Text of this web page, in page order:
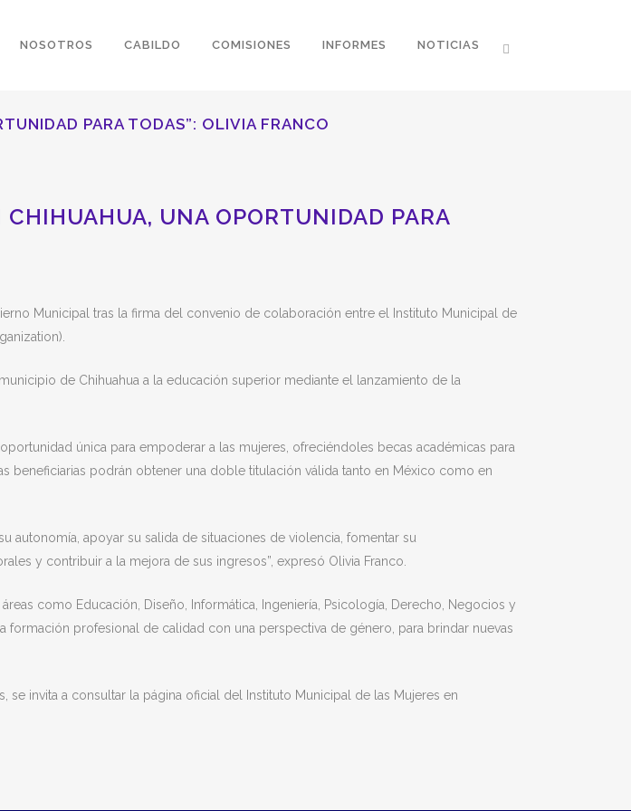
NOSOTROS CABILDO COMISIONES INFORMES NOTICIAS
PARA TODAS”: OLIVIA FRANCO
CHIHUAHUA, UNA OPORTUNIDAD PARA
Municipal tras la firma del convenio de colaboración entre el Instituto Municipal de
de Chihuahua a la educación superior mediante el lanzamiento de la
única para empoderar a las mujeres, ofreciéndoles becas académicas para
beneficiarias podrán obtener una doble titulación válida tanto en México como en
autonomía, apoyar su salida de situaciones de violencia, fomentar su
y contribuir a la mejora de sus ingresos”, expresó Olivia Franco.
como Educación, Diseño, Informática, Ingeniería, Psicología, Derecho, Negocios y
formación profesional de calidad con una perspectiva de género, para brindar nuevas
invita a consultar la página oficial del Instituto Municipal de las Mujeres en